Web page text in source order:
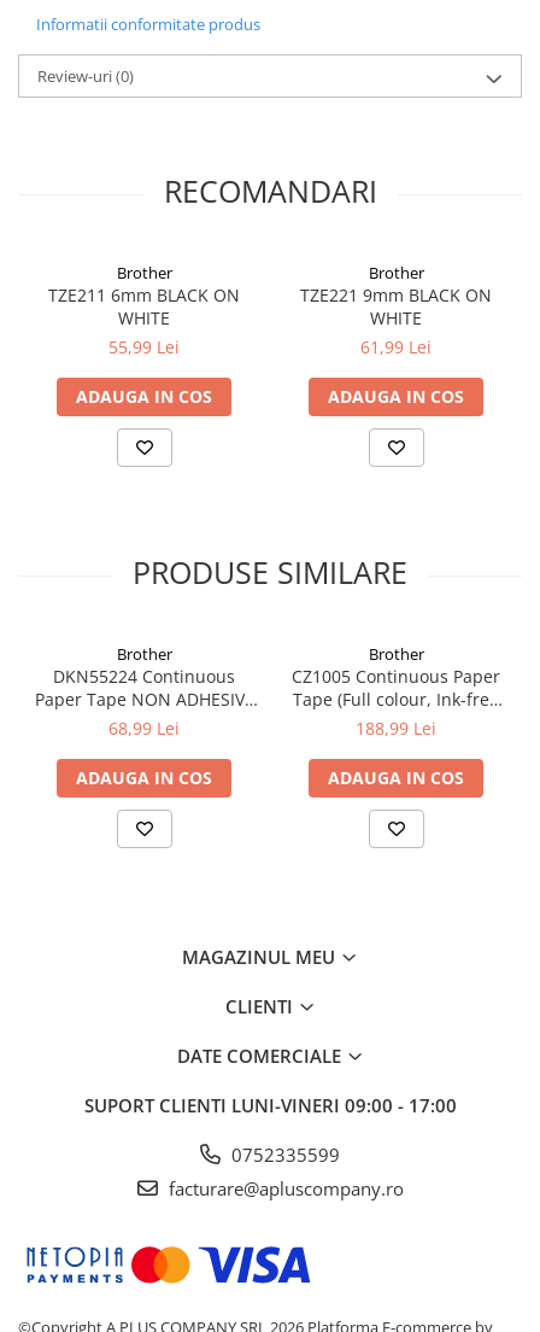
Informatii conformitate produs
Review-uri(0)
RECOMANDARI
Brother
TZE211 6mm BLACK ON
WHITE
55,99 Lei
ADAUGA IN COS
Brother
TZE221 9mm BLACK ON
WHITE
61,99 Lei
ADAUGA IN COS
PRODUSE SIMILARE
Brother
DKN55224 Continuous
Paper Tape NON ADHESIVE
54mm x 30.48m
68,99 Lei
ADAUGA IN COS
Brother
CZ1005 Continuous Paper
Tape (Full colour, Ink-free
50mm), 5m lungime; pt. VC-
188,99 Lei
ADAUGA IN COS
MAGAZINUL MEU
CLIENTI
DATE COMERCIALE
SUPORT CLIENTI LUNI-VINERI 09:00 - 17:00
0752335599
facturare@apluscompany.ro
©Copyright A PLUS COMPANY SRL 2026 Platforma E-commerce by